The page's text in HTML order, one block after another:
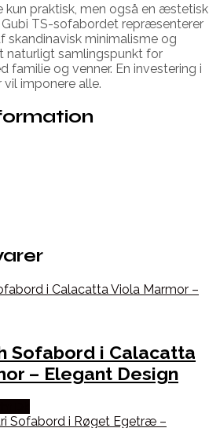
kun praktisk, men også en æstetisk
TS-sofabordet repræsenterer
skandinavisk minimalisme og
naturligt samlingspunkt for
familie og venner. En investering i
imponere alle.
Sofabord i Calacatta
– Elegant Design